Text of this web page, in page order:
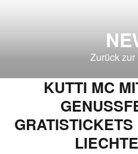
Zurück
KUTTI MC